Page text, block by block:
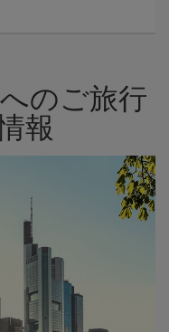
のご旅行
報